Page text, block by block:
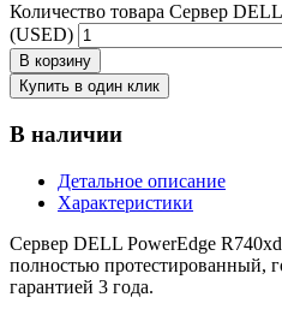
Количество товара Сервер
(USED)
В корзину
Купить в один клик
В наличии
Детальное описание
Характеристики
Сервер DELL PowerEdge
полностью протестированный,
гарантией 3 года.